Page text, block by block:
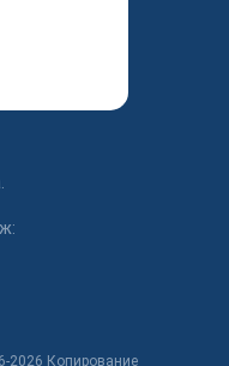
2026 Копирование